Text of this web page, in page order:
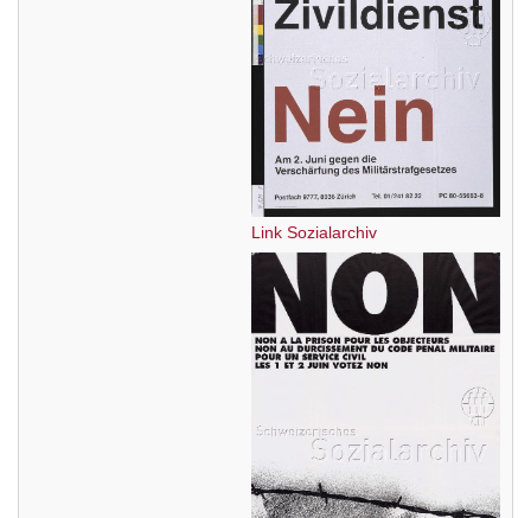
Link Sozialarchiv